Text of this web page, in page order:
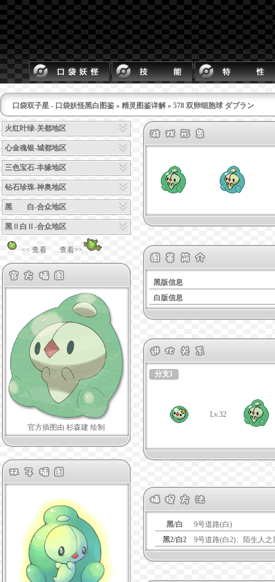
口袋双子星 - 口袋妖怪黑白图鉴 » 精灵图鉴详解 » 578 双卵细胞球 ダブラン
火红叶绿-关都地区
心金魂银-城都地区
三色宝石-丰缘地区
钻石珍珠-神奥地区
黑 白-合众地区
黑Ⅱ白Ⅱ-合众地区
<< 查看 查看>>
官方插图由 杉森建 绘制
黑版信息
白版信息
分支1
Lv.32
黑/白
9号道路(白)
黑2/白2
9号道路(白2)、陌生人之